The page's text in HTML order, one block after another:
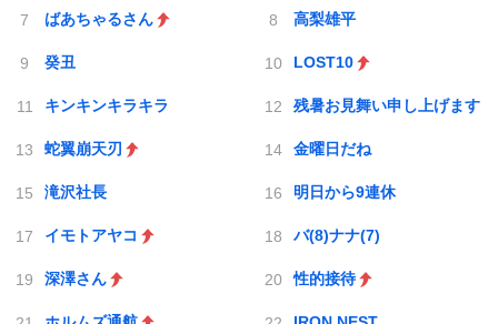
ばあちゃるさん 高梨雄平
癸丑 LOST10
キンキンキラキラ 残暑お見舞い申し上げます
蛇翼崩天刃 金曜日だね
滝沢社長 明日から9連休
イモトアヤコ バ(8)ナナ(7)
深澤さん 性的接待